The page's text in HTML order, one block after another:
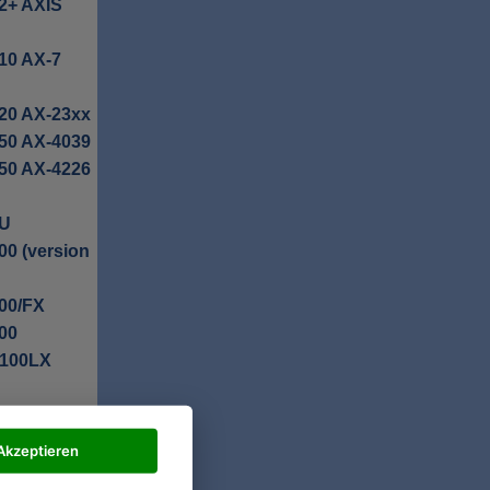
AXIS
AX-7
AX-23xx
AX-4039
AX-4226
(version
FX